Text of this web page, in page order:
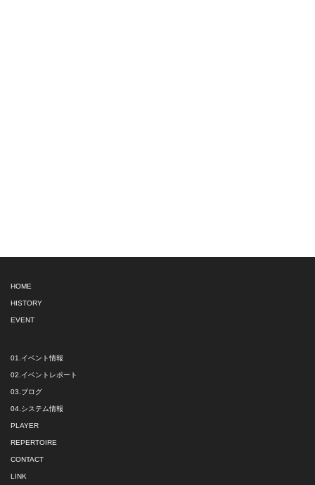
HOME
HISTORY
EVENT
01.イベント情報
02.イベントレポート
03.ブログ
04.システム情報
PLAYER
REPERTOIRE
CONTACT
LINK